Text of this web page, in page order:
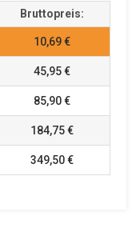
Bruttopreis:
10,69 €
45,95 €
85,90 €
184,75 €
349,50 €